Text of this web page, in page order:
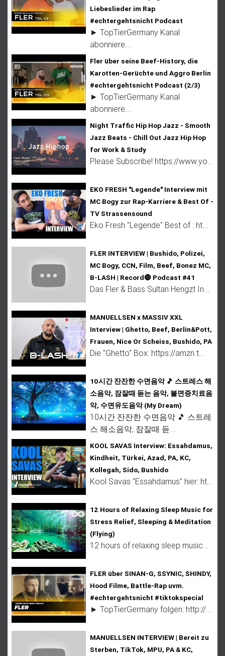
Liebeslieder im Rap
#echtergehtsnicht Podcast
► TopTierGermany Kanal
abonniere...
Fler über seine Beef-History, die
Karotten-Gerüchte und Aggro Berlin
#echtergehtsnicht Podcast (2/3)
► TopTierGermany Kanal
abonniere...
Night Traffic Hip Hop Jazz - Smooth
Jazz Beats - Chill Out Jazz Hip Hop
for Work & Study
Please Subscribe! https://www.yo...
EKO FRESH "Legende" Interview mit
MC Bogy zur Rap-Karriere & Best Of -
TV Strassensound
Eko Fresh "Legende" Best of : ht...
FLER INTERVIEW | Bushido, Polizei,
MC Bogy, CCN, Film, Beef, Bonez MC,
B-LASH | Record🔴 Podcast #41
Das Fler & Bass Sultan Hengzt In...
MANUELLSEN x MASSIV XXL
Interview | Ghetto, Beef, Berlin&Pott,
Frauen, Nice Or Scheiss, Bushido, PA
Die "Ghetto" Box: https://amzn.t...
10시간 잔잔한 수면음악 🎵 스트레스 해
소음악, 잠잘때 듣는 음악, 불면증치료음
악, 수면유도음악 (My Dream)
10시간 잔잔한 수면음악 🎵 스트레
스 해소음악, 잠잘때 듣...
KOOL SAVAS Interview: Essahdamus,
Kindheit, Türkei, Azad, PA, KC,
Kollegah, Sido, Bushido
Kool Savas "Essahdamus" hier: ht...
12 Hours of Relaxing Sleep Music for
Stress Relief, Sleeping & Meditation
(Flying)
12 hours of relaxing sleep music...
FLER über SINAN-G, SSYNIC, SHINDY,
Hood Filme, Battle-Rap uvm.
#echtergehtsnicht #tiktokspecial
► TopTierGermany folgen: http://...
MANUELLSEN INTERVIEW | Bereit zu
Sterben, TikTok, MPU, PA & KC,